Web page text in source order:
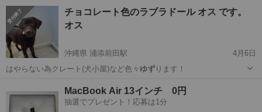
大阪 大東市 猫 ゆず
チョコレート色のラブラドール オス です。
オス
沖縄県 浦添前田駅
4月6日
はやらない為クレート(犬小屋)など色々 ゆずります！
ラブラドール
MacBook Air 13インチ 0円
抽選でプレゼント！応募は1分